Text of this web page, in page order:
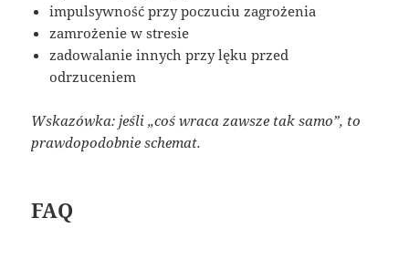
impulsywność przy poczuciu zagrożenia
zamrożenie w stresie
zadowalanie innych przy lęku przed
odrzuceniem
Wskazówka: jeśli „coś wraca zawsze tak samo”, to
prawdopodobnie schemat.
FAQ